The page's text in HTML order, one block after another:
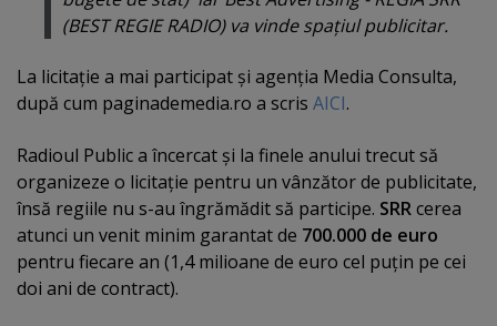
(BEST REGIE RADIO) va vinde spaţiul publicitar.
La licitaţie a mai participat şi agenţia Media Consulta,
după cum paginademedia.ro a scris AICI.
Radioul Public a încercat şi la finele anului trecut să
organizeze o licitaţie pentru un vânzător de publicitate,
însă regiile nu s-au îngrămădit să participe. SRRcerea
atunci un venit minim garantat de 700.000 de euro
pentru fiecare an (1,4 milioane de euro cel puţin pe cei
doi ani de contract).